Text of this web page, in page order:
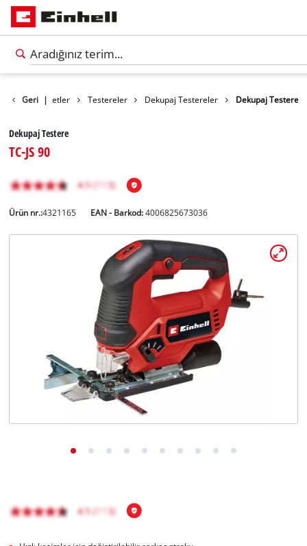
Geri |Aletler Testereler Dekupaj Testereler Dekupaj Testere
Dekupaj Testere
TC-JS 90
Ürün nr.:4321165 EAN - Barkod:4006825673036